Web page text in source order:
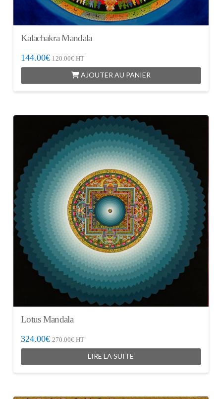
Kalachakra Mandala
144.00€ 120.00€HT
AJOUTER AU PANIER
Lotus Mandala
324.00€ 270.00€HT
LIRE LA SUITE